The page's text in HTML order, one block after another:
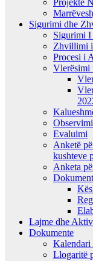
Sigurimi dhe
Sigurimi I
Zhvillimi
Procesi i
Vlerësimi
Observimi
Evaluimi
Anketë
kushteve
Anketa
Lajme dhe
Dokumente
Llogaritë